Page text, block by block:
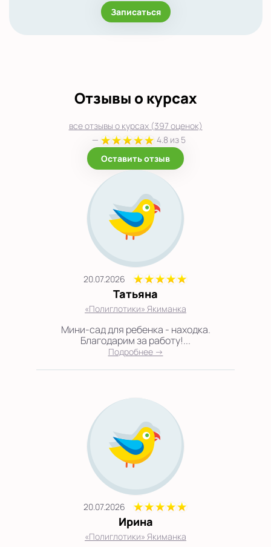
Записаться
Отзывы о курсах
все отзывы о курсах (397 оценок)
—
4.8 из 5
Оставить отзыв
20.07.2026
Татьяна
«Полиглотики» Якиманка
Мини-сад для ребенка - находка.
Благодарим за работу!...
Подробнее →
20.07.2026
Ирина
«Полиглотики» Якиманка